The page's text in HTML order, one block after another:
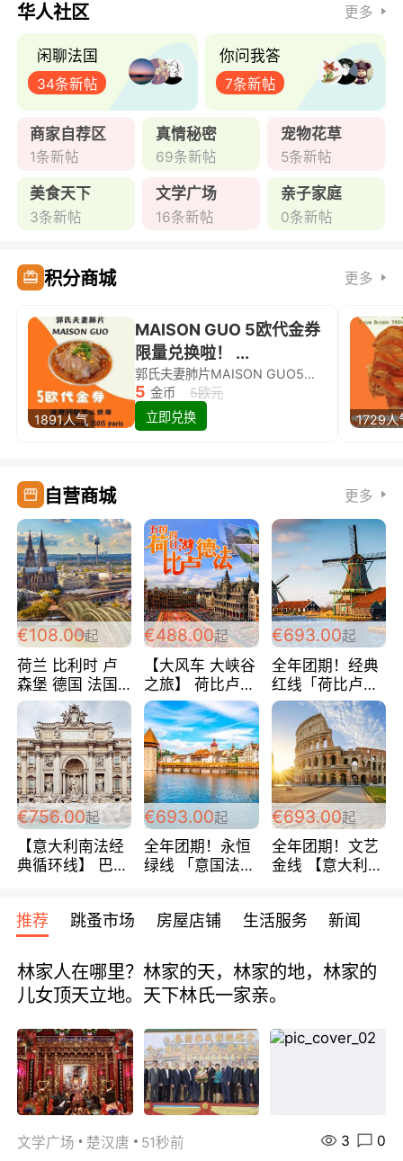
华人社区 更多
闲聊法国
34条新帖
你问我答
7条新帖
商家自荐区
1条新帖
真情秘密
69条新帖
宠物花草
5条新帖
美食天下
3条新帖
文学广场
16条新帖
亲子家庭
0条新帖
积分商城 更多
1891人气
MAISON GUO 5欧代金券
限量兑换啦！ ...
郭氏夫妻肺片MAISON GUO5欧代金券限量兑换啦！
5 金币
5欧元
立即兑换
1729人
自营商城 更多
€108.00起
荷兰 比利时 卢
森堡 德国 法国
超爽玩遍西欧 循
环线 全程四星宾
馆 108欧/人/天
€488.00起
【大风车 大峡谷
之旅】 荷比卢德
法 巴黎上下 经
典五国四日游
488欧/人
€693.00起
全年团期！经典
红线「荷比卢德
法」七天循环 五
国 仅售99欧/人/
天！巴黎上下！
包拼房~
€756.00起
【意大利南法经
典循环线】 巴黎
宾馆 108欧/天起
全程756欧/位
€693.00起
全年团期！永恒
绿线 「意国法
欧/天起 ~包拼房
€693.00起
全年团期！文艺
金线 【意大利一
每周铁发！
推荐 跳蚤市场 房屋店铺 生活服务 新闻
林家人在哪里？林家的天，林家的地，林家的
儿女顶天立地。天下林氏一家亲。
文学广场 楚汉唐 51秒前 3 0